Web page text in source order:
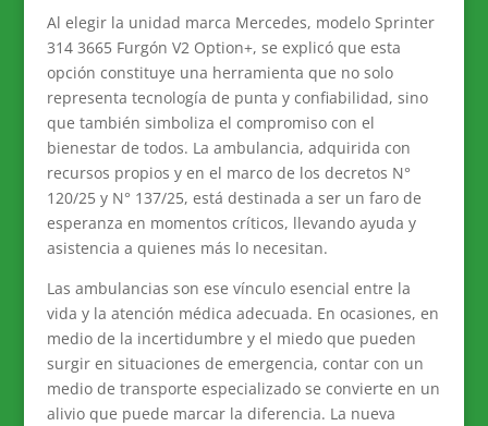
Al elegir la unidad marca Mercedes, modelo Sprinter
314 3665 Furgón V2 Option+, se explicó que esta
opción constituye una herramienta que no solo
representa tecnología de punta y confiabilidad, sino
que también simboliza el compromiso con el
bienestar de todos. La ambulancia, adquirida con
recursos propios y en el marco de los decretos N°
120/25 y N° 137/25, está destinada a ser un faro de
esperanza en momentos críticos, llevando ayuda y
asistencia a quienes más lo necesitan.
Las ambulancias son ese vínculo esencial entre la
vida y la atención médica adecuada. En ocasiones, en
medio de la incertidumbre y el miedo que pueden
surgir en situaciones de emergencia, contar con un
medio de transporte especializado se convierte en un
alivio que puede marcar la diferencia. La nueva